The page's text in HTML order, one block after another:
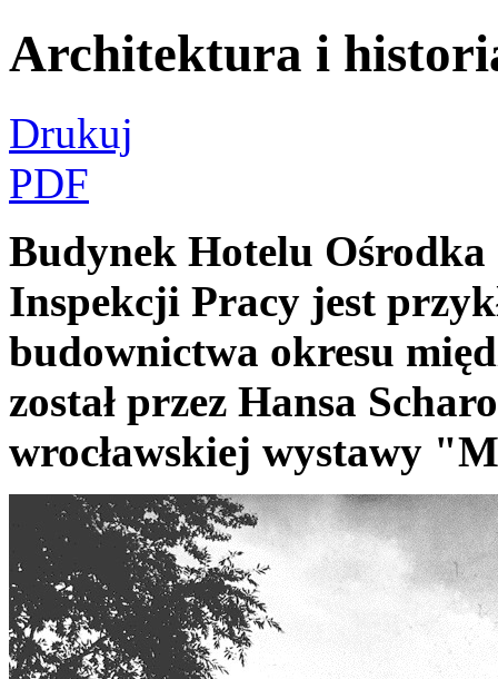
Architektura i
Drukuj
PDF
Budynek Hotelu Ośrodka
Inspekcji Pracy jest
budownictwa okresu
został przez Hansa
wrocławskiej wystawy